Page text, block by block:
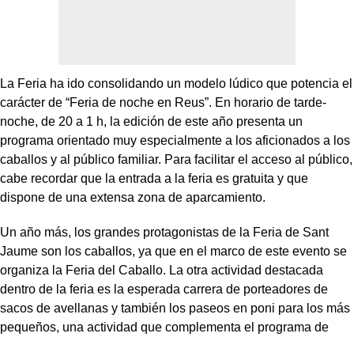
La Feria ha ido consolidando un modelo lúdico que potencia el
carácter de “Feria de noche en Reus”. En horario de tarde-
noche, de 20 a 1 h, la edición de este año presenta un
programa orientado muy especialmente a los aficionados a los
caballos y al público familiar. Para facilitar el acceso al público,
cabe recordar que la entrada a la feria es gratuita y que
dispone de una extensa zona de aparcamiento.
Un año más, los grandes protagonistas de la Feria de Sant
Jaume son los caballos, ya que en el marco de este evento se
organiza la Feria del Caballo. La otra actividad destacada
dentro de la feria es la esperada carrera de porteadores de
sacos de avellanas y también los paseos en poni para los más
pequeños, una actividad que complementa el programa de